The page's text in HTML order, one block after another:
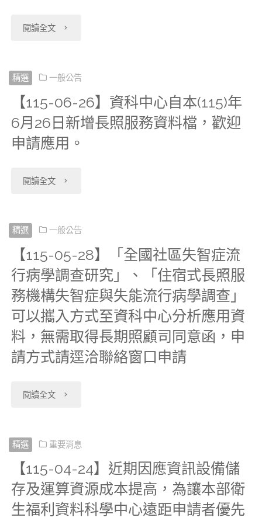
日
放
申
請
年
症
登
記
檔
LF、
癌
SF、
癌
五)
暫
閱讀全文 "【115-
14】
《全
民
健
康
險
資
料
管
理
條
預
精選 一般公告
【115-06-26】資科中心自本(115)年
6月26日新增長照服務資料檔，歡迎
申請應用。
閱讀全文 "【115-
26】
資
科
中
心
自
月
26
精選 一般公告
【115-05-28】「全國社區失智症流
行病學調查研究」、「住宿式長照服
務機構失智症與失能流行病學調查」
可以攜入方式至資科中心分析應用資
料，無需取得長期照顧司同意函，申
請方式請逕洽聯絡窗口申請
閱讀全文 "【115-
28】
「全
國
社
精選 重要消息
【115-04-24】近期因應資訊設備儲
存及運算資源成本提高，為讓本部衛
生福利資料科學中心遠距申請者優先